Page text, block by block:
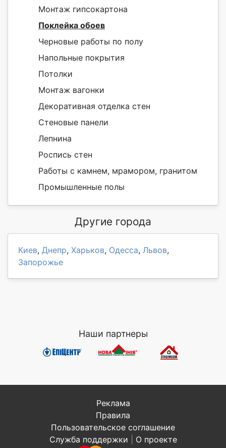
Монтаж гипсокартона
Поклейка обоев
Черновые работы по полу
Напольные покрытия
Потолки
Монтаж вагонки
Декоративная отделка стен
Стеновые панели
Лепнина
Роспись стен
Работы с камнем, мрамором, гранитом
Промышленные полы
Другие города
Киев, Днепр, Харьков, Одесса, Львов,
Запорожье
Наши партнеры
Реклама
Правила
Пользовательское соглашение
Служба поддержки
О проекте